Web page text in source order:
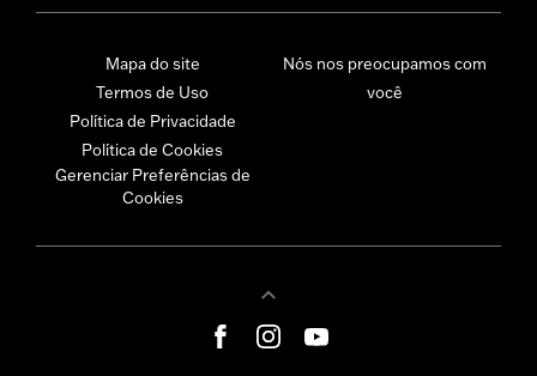
Mapa do site
Termos de Uso
Política de Privacidade
Política de Cookies
Gerenciar Preferências de
Cookies
Nós nos preocupamos com
você